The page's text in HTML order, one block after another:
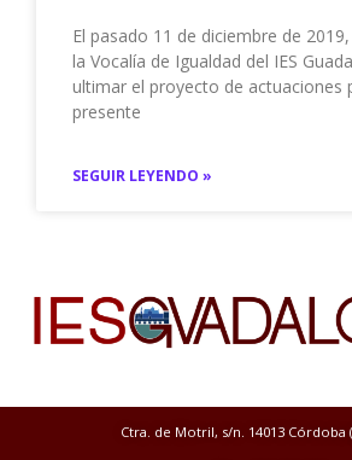
El pasado 11 de diciembre de
la Vocalía de Igualdad del IES
ultimar el proyecto de actuaciones
presente
SEGUIR LEYENDO »
Ctra. de Motril, s/n. 14013 Córdoba (